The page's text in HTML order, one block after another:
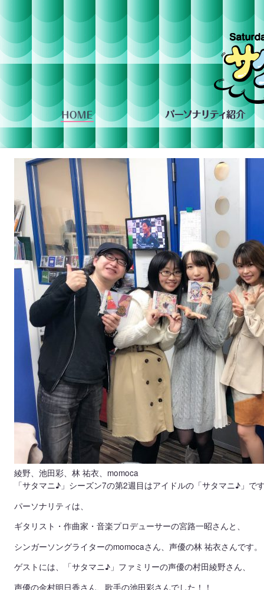
綾野、池田彩、林 祐衣、momoca
「サタマニ♪」シーズン7の第2週目はアイドルの「サタマニ♪」で
パーソナリティは、
ギタリスト・作曲家・音楽プロデューサーの宮路一昭さんと、
シンガーソングライターのmomocaさん、声優の林 祐衣さんです。
ゲストには、「サタマニ♪」ファミリーの声優の村田綾野さん、
声優の金村明日香さん、歌手の池田彩さんでした！！